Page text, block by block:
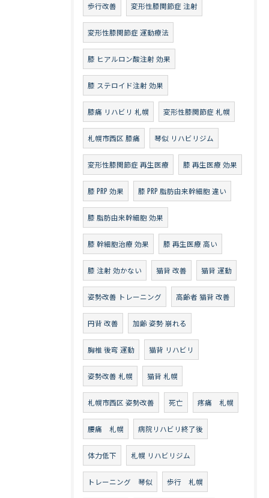
歩行改善 変形性膝関節症 注射
変形性膝関節症 運動療法
膝 ヒアルロン酸注射 効果
膝 ステロイド注射 効果
膝痛 リハビリ 札幌 変形性膝関節症 札幌
札幌市西区 膝痛 琴似 リハビリジム
変形性膝関節症 再生医療 膝 再生医療 効果
膝 PRP 効果 膝 PRP 脂肪由来幹細胞 違い
膝 脂肪由来幹細胞 効果
膝 幹細胞治療 効果 膝 再生医療 高い
膝 注射 効かない 猫背 改善 猫背 運動
姿勢改善 トレーニング 高齢者 猫背 改善
円背 改善 加齢 姿勢 崩れる
胸椎 後弯 運動 猫背 リハビリ
姿勢改善 札幌 猫背 札幌
札幌市西区 姿勢改善 死亡 疼痛 札幌
腰痛 札幌 病院リハビリ終了後
体力低下 札幌 リハビリジム
トレーニング 琴似 歩行 札幌